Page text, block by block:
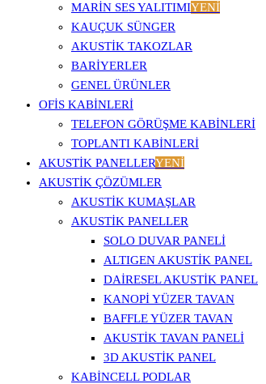
MARIN SES YALITIMIYENİ
KAUÇUK SÜNGER
AKUSTIK TAKOZLAR
BARIYERLER
GENEL ÜRÜNLER
OFİS KABİNLERİ
TELEFON GÖRÜŞME KABINLERI
TOPLANTI KABINLERI
AKUSTİK PANELLERYENİ
AKUSTIK ÇÖZÜMLER
AKUSTIK KUMAŞLAR
AKUSTIK PANELLER
SOLO DUVAR PANELI
ALTIGEN AKUSTIK PANEL
DAIRESEL AKUSTIK PANEL
KANOPI YÜZER TAVAN
BAFFLE YÜZER TAVAN
AKUSTIK TAVAN PANELI
3D AKUSTIK PANEL
KABINCELL PODLAR